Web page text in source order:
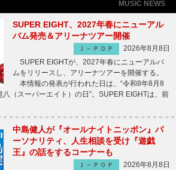
MUSIC NEWS
SUPER EIGHT、2027年春にニューアル
バム発売＆アリーナツアー開催
Ｊ－ＰＯＰ
2026年8月8日
SUPER EIGHTが、2027年春にニューアルバ
ムをリリースし、アリーナツアーを開催する。
本情報の発表が行われた日は、“令和8年8月8
八（スーパーエイト）の日”。SUPER EIGHTは、前
中島健人が『オールナイトニッポン』パ
ーソナリティ、人生相談を受け『遊戯
王』の話をするコーナーも
Ｊ－ＰＯＰ
2026年8月8日